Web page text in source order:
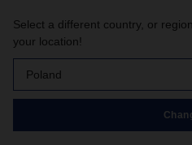
Select a different country, or
your location!
Poland